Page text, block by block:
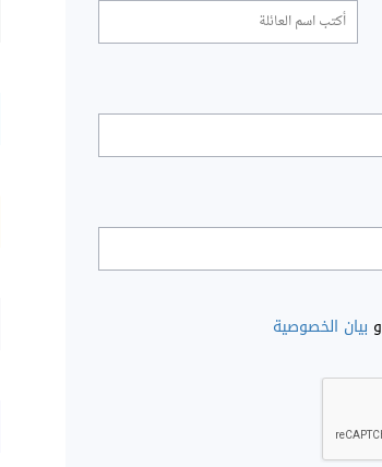
و بيان الخصوصية